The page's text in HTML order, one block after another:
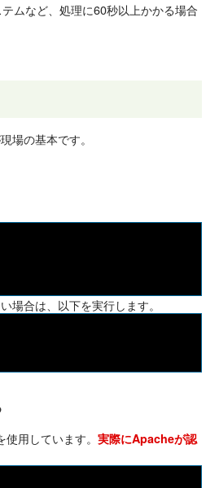
ムなど、処理に60秒以上かかる場合
場の基本です。
場合は、以下を実行します。
用しています。 実際にApacheが認